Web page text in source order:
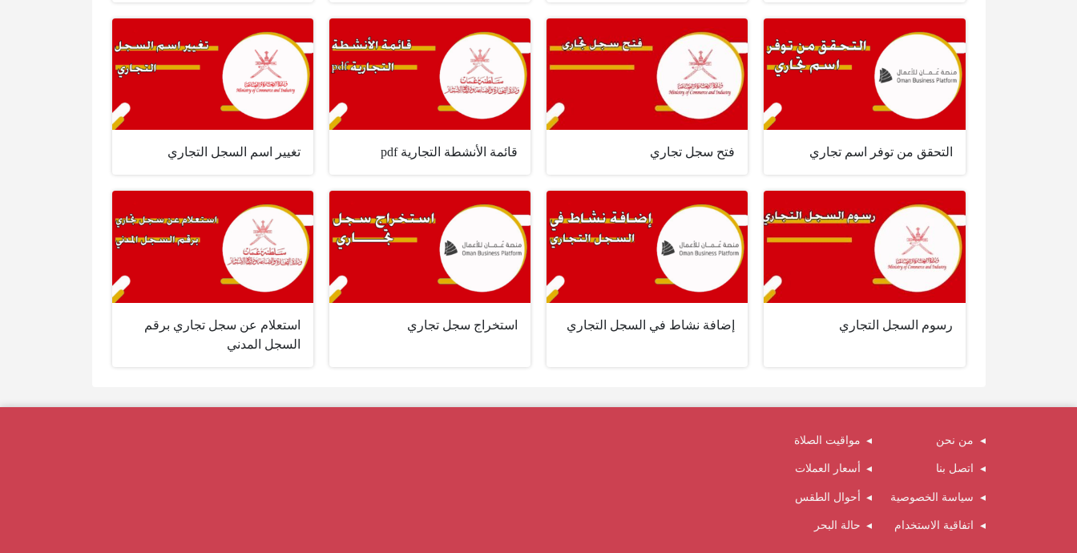
التحقق من توفر اسم تجاري فتح سجل تجاري قائمة الأنشطة التجارية pdf تغيير اسم السجل التجاري
رسوم السجل التجاري إضافة نشاط في السجل التجاري استخراج سجل تجاري
استعلام عن سجل تجاري برقم
السجل المدني
من نحن
اتصل بنا
سياسة الخصوصية
اتفاقية الاستخدام
مواقيت الصلاة
أسعار العملات
أحوال الطقس
حالة البحر